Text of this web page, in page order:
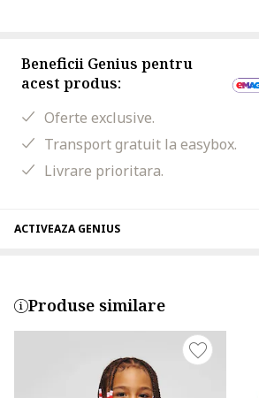
Beneficii Genius pentru
acest produs:
Oferte exclusive.
Transport gratuit la easybox.
Livrare prioritara.
ACTIVEAZA GENIUS
Produse similare